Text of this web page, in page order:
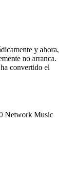
y ahora,
no arranca.
convertido el
Network Music